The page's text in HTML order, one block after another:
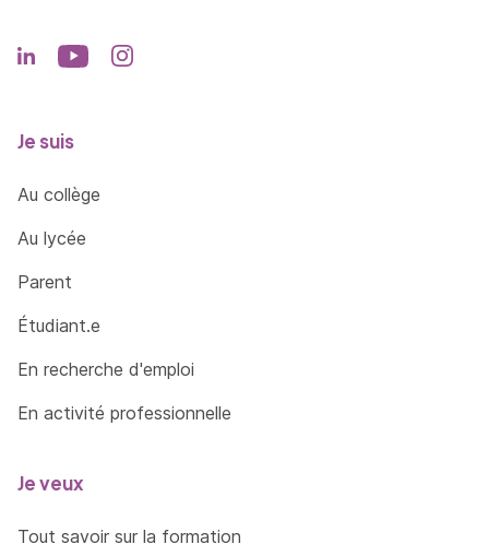
Je suis
Au collège
Au lycée
Parent
Étudiant.e
En recherche d'emploi
En activité professionnelle
Je veux
Tout savoir sur la formation